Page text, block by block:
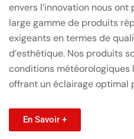
envers l’innovation nous
large gamme de produits
exigeants en termes de
d’esthétique. Nos produits
conditions météorologiques
offrant un éclairage optimal
En Savoir +